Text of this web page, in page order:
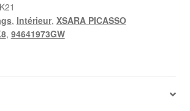
, Intérieur, XSARA PICASSO
, 94641973GW